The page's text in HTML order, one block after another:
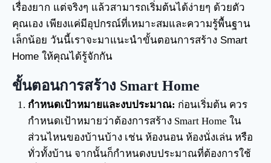
เรื่องยาก แต่จริงๆ แล้วสามารถเริ่มต้นได้ง่ายๆ ด้วยตัว
คุณเอง เพียงแค่มีอุปกรณ์ที่เหมาะสมและความรู้พื้นฐาน
เล็กน้อย วันนี้เราจะมาแนะนำขั้นตอนการสร้าง Smart
Home ให้คุณได้รู้จักกัน
ขั้นตอนการสร้าง Smart Home
กำหนดเป้าหมายและงบประมาณ: ก่อนเริ่มต้น ควร
กำหนดเป้าหมายว่าต้องการสร้าง Smart Home ใน
ส่วนไหนของบ้านบ้าง เช่น ห้องนอน ห้องนั่งเล่น หรือ
ทั่วทั้งบ้าน จากนั้นก็กำหนดงบประมาณที่ต้องการใช้